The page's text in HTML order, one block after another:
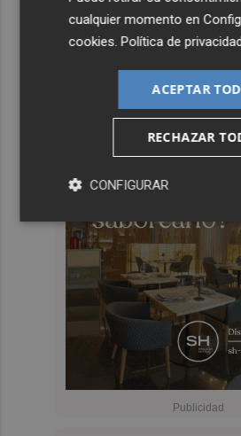
cualquier momento en
cookies.Política de
ACEPTAR
RECHAZAR
CONFIGURAR